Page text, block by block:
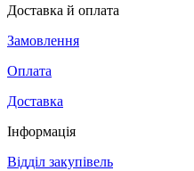
Доставка й оплата
Замовлення
Оплата
Доставка
Інформація
Відділ закупівель